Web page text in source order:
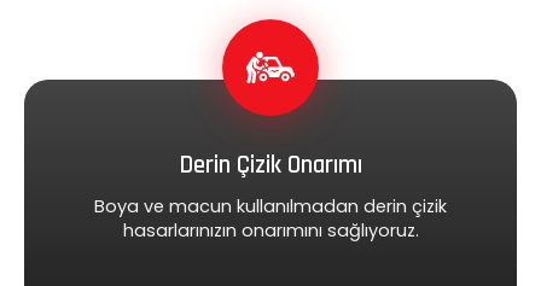
Derin Çizik Onarımı
Boya ve macun kullanılmadan derin çizik
hasarlarınızın onarımını sağlıyoruz.